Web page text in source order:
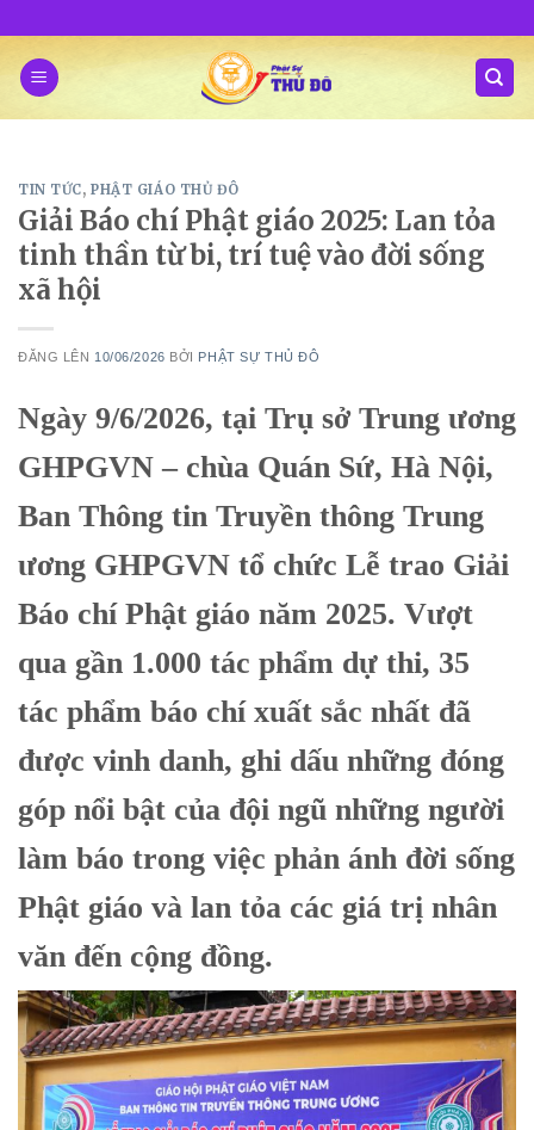
content
TIN TỨC,PHẬT GIÁO THỦ ĐÔ
Giải Báo chí Phật giáo 2025: Lan tỏa
tinh thần từ bi, trí tuệ vào đời sống
xã hội
ĐĂNG LÊN 10/06/2026 BỞI PHẬT SỰ THỦ ĐÔ
Ngày 9/6/2026, tại Trụ sở Trung ương
GHPGVN – chùa Quán Sứ, Hà Nội,
Ban Thông tin Truyền thông Trung
ương GHPGVN tổ chức Lễ trao Giải
Báo chí Phật giáo năm 2025. Vượt
qua gần 1.000 tác phẩm dự thi, 35
tác phẩm báo chí xuất sắc nhất đã
được vinh danh, ghi dấu những đóng
góp nổi bật của đội ngũ những người
làm báo trong việc phản ánh đời sống
Phật giáo và lan tỏa các giá trị nhân
văn đến cộng đồng.